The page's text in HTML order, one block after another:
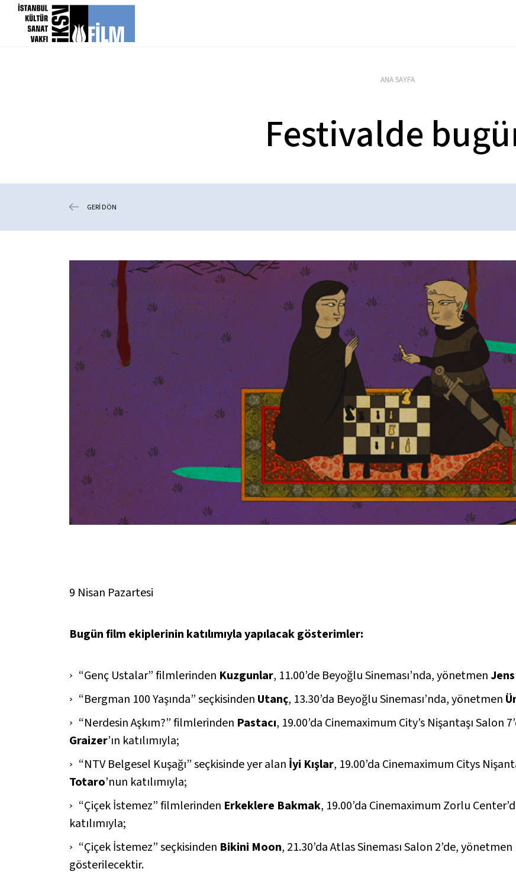
icerigi atla
ANA SAYFA
Festivalde
GERİ DÖN
9 Nisan Pazartesi
Bugün film ekiplerinin katılımıyla yapılacak gösterimler:
“Genç Ustalar” filmlerinden Kuzgunlar, 11.00’de Beyoğlu Sineması’nda, yönetmen
“Bergman 100 Yaşında” seçkisinden Utanç, 13.30’da Beyoğlu Sineması’nda, yönetmen
“Nerdesin Aşkım?” filmlerinden Pastacı, 19.00’da Cinemaximum City’s Nişantaşı Salon
Graizer’ın katılımıyla;
“NTV Belgesel Kuşağı” seçkisinde yer alan İyi Kışlar, 19.00’da Cinemaximum Citys
Totaro’nun katılımıyla;
“Çiçek İstemez” filmlerinden Erkeklere Bakmak, 19.00’da Cinemaximum Zorlu
katılımıyla;
“Çiçek İstemez” seçkisinden Bikini Moon, 21.30’da Atlas Sineması Salon 2’de, yönetmen
gösterilecektir.